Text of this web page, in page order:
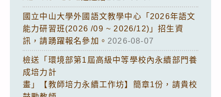
國立中山大學外國語文教學中心「2026年語文
能力研習班(2026 /09 ~ 2026/12)」招生資
訊，請踴躍報名參加。 2026-08-07
檢送「環境部第1屆高級中等學校內永續部門養
成培力計
畫」【教師培力永續工作坊】簡章1份，請貴校